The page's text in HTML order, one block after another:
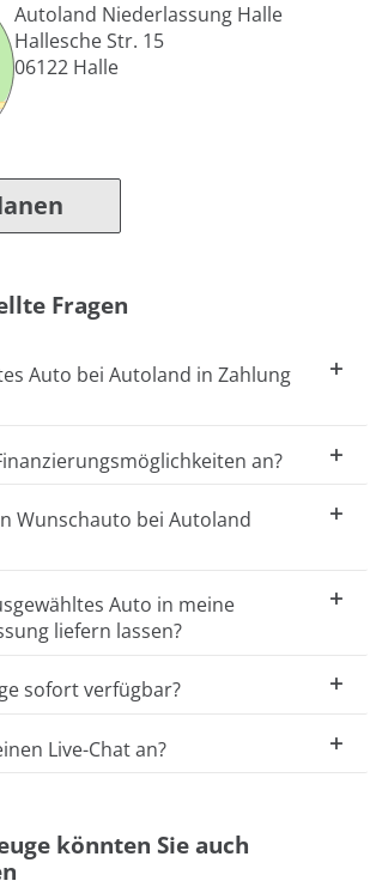
Autoland Niederlassung Halle
Hallesche Str. 15
06122 Halle
Fragen
Auto bei Autoland in Zahlung
an?
Wunschauto bei Autoland
Auto in meine
liefern lassen?
sofort verfügbar?
Live-Chat an?
könnten Sie auch